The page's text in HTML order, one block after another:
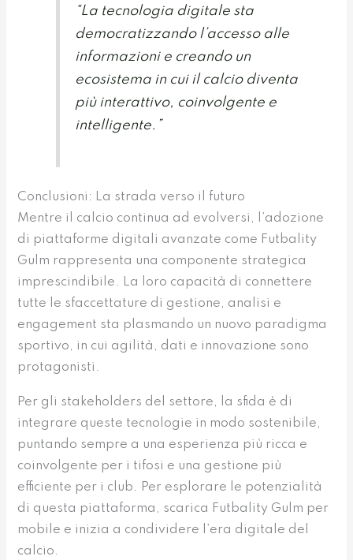
“La tecnologia digitale sta
democratizzando l’accesso alle
informazioni e creando un
ecosistema in cui il calcio diventa
più interattivo, coinvolgente e
intelligente.”
Conclusioni: La strada verso il futuro
Mentre il calcio continua ad evolversi, l’adozione
di piattaforme digitali avanzate come Futbality
Gulm rappresenta una componente strategica
imprescindibile. La loro capacità di connettere
tutte le sfaccettature di gestione, analisi e
engagement sta plasmando un nuovo paradigma
sportivo, in cui agilità, dati e innovazione sono
protagonisti.
Per gli stakeholders del settore, la sfida è di
integrare queste tecnologie in modo sostenibile,
puntando sempre a una esperienza più ricca e
coinvolgente per i tifosi e una gestione più
efficiente per i club. Per esplorare le potenzialità
di questa piattaforma, scarica Futbality Gulm per
mobile e inizia a condividere l’era digitale del
calcio.